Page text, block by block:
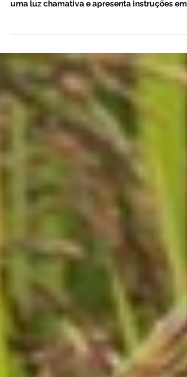
um visor digital. Após o usuário apertar um
automaticamente, liberando o acesso ao
medicamento armazenado.